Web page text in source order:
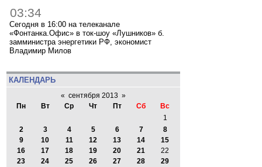
03:34
Сегодня в 16:00 на телеканале
«Фонтанка.Офис» в ток-шоу «Лушников» б.
замминистра энергетики РФ, экономист
Владимир Милов
КАЛЕНДАРЬ
« сентября 2013 »
Пн
Вт Ср Чт Пт Сб
Вс
1
2
3 4 5 6 7
8
9
10 11 12 13 14
15
16
17 18 19 20 21
22
23
24 25 26 27 28
29